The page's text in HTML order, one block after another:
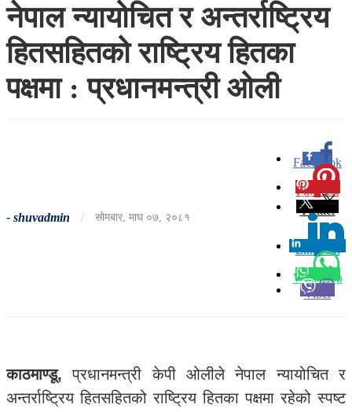
नेपाल न्यायोचित र अन्तर्राष्ट्रिय
हितसहितको राष्ट्रिय हितका
पक्षमा : प्रधानमन्त्री ओली
- shuvadmin / सोमबार, माघ ०७, २०८१
Facebook
0
Pinterest
Twitter
Linkedin
0
Whatsapp
Viber
काठमाण्डू, प्रधानमन्त्री केपी ओलीले नेपाल न्यायोचित र
अन्तर्राष्ट्रिय हितसहितको राष्ट्रिय हितका पक्षमा रहेको स्पष्ट